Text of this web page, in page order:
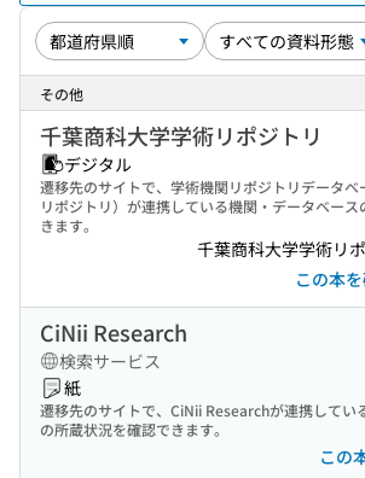
その他
千葉商科大学学術リポジトリ
デジタル
遷移先のサイトで、学術機関リポジトリデータベ
リポジトリ）が連携している機関・データベース
きます。
千葉商科大学学術リ
この本
CiNii Research
検索サービス
紙
遷移先のサイトで、CiNii Researchが連携してい
の所蔵状況を確認できます。
この